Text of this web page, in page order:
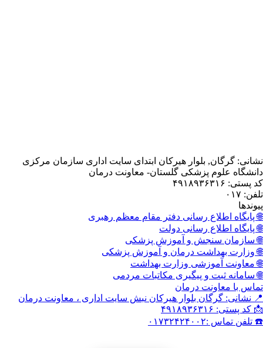
بلوار هیرکان ابتدای سایت اداری سازمان مرکزی
پزشکی گلستان- معاونت درمان
رسانی دفتر مقام معظم رهبری
رسانی دولت
و آموزش پزشکی
درمان و آموزش پزشکی
وزارت بهداشت
و پیگیری مکاتبات مردمی
درمان
بلوار هیرکان نبش سایت اداری ، معاونت درمان